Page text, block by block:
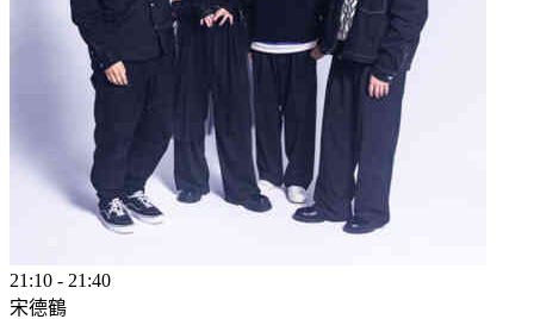
21:10 - 21:40
宋德鶴